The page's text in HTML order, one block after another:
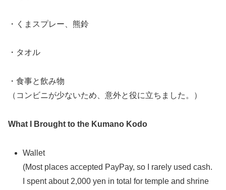
・くまスプレー、熊鈴
・タオル
・食事と飲み物
（コンビニが少ないため、意外と役に立ちました。）
What I Brought to the Kumano Kodo
Wallet
(Most places accepted PayPay, so I rarely used cash.
I spent about 2,000 yen in total for temple and shrine